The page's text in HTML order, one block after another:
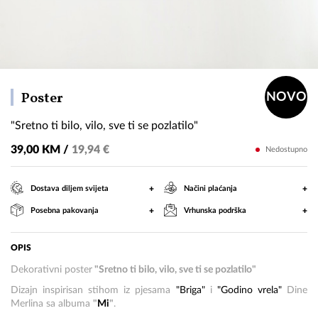
Poster
bilo,
vilo,
sve
ti
pozlatilo"
NOVO
"Sretno ti bilo, vilo, sve ti se pozlatilo"
39,00 KM / 19,94 € Nedostupno
Dostava diljem svijeta + Načini plaćanja +
Posebna pakovanja + Vrhunska podrška +
OPIS
Dekorativni poster "Sretno ti bilo, vilo, sve ti se pozlatilo"
Dizajn inspirisan stihom iz pjesama "Briga"i "Godino vrela"Dine
Merlina sa albuma " Mi".